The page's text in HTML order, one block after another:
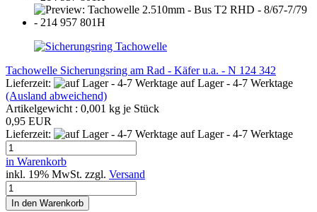
Tachowelle Sicherungsring am Rad - Käfer u.a. - N 124 342
Lieferzeit:
auf Lager - 4-7 Werktage
(Ausland abweichend)
Artikelgewicht : 0,001 kg je Stück
0,95 EUR
Lieferzeit:
auf Lager - 4-7 Werktage
in Warenkorb
inkl. 19% MwSt. zzgl. Versand
In den Warenkorb